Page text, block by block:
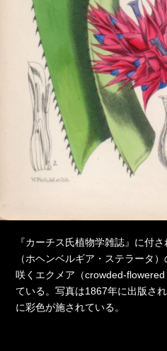
『カーチス氏植物学雑誌』に付
（ホヘンベルギア・ステラータ
咲くエクメア（crowded-
ている。写真は1867年に出版さ
に彩色が施されている。